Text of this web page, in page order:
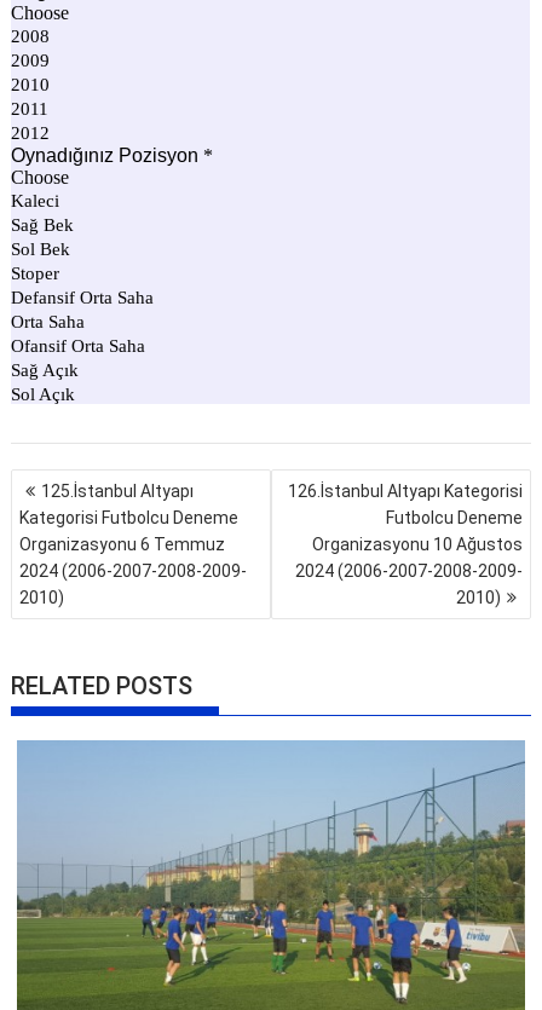
Yazı
gezinmesi
125.İstanbul Altyapı
Kategorisi Futbolcu Deneme
Organizasyonu 6 Temmuz
2024 (2006-2007-2008-2009-
2010)
126.İstanbul Altyapı Kategorisi
Futbolcu Deneme
Organizasyonu 10 Ağustos
2024 (2006-2007-2008-2009-
2010)
RELATED POSTS